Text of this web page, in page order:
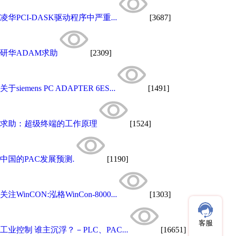
凌华PCI-DASK驱动程序中严重... [3687]
研华ADAM求助 [2309]
关于siemens PC ADAPTER 6ES... [1491]
求助：超级终端的工作原理 [1524]
中国的PAC发展预测. [1190]
关注WinCON:泓格WinCon-8000... [1303]
工业控制 谁主沉浮？－PLC、PAC... [16651]
客服